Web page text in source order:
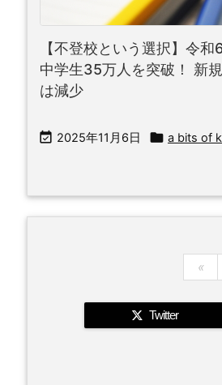
【不登校という選択】令
中学生35万人を突破！ 新
は減少
 2025年11月6日  a bits of
«
Twitter